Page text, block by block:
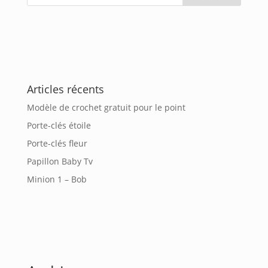
Articles récents
Modèle de crochet gratuit pour le point
Porte-clés étoile
Porte-clés fleur
Papillon Baby Tv
Minion 1 – Bob